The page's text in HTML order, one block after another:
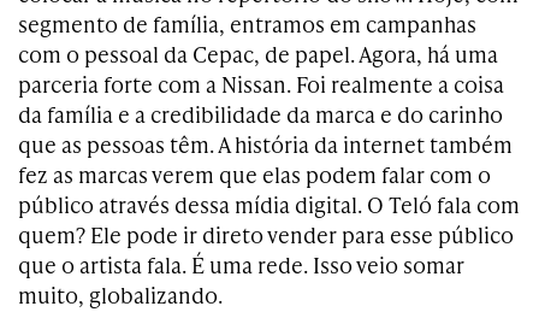
segmento de família, entramos em campanhas
com o pessoal da Cepac, de papel. Agora, há uma
parceria forte com a Nissan. Foi realmente a coisa
da família e a credibilidade da marca e do carinho
que as pessoas têm. A história da internet também
fez as marcas verem que elas podem falar com o
público através dessa mídia digital. O Teló fala com
quem? Ele pode ir direto vender para esse público
que o artista fala. É uma rede. Isso veio somar
muito, globalizando.